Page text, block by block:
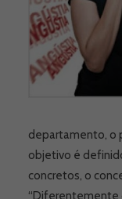
departamento, o
objetivo é
concretos, o
“Diferentemente